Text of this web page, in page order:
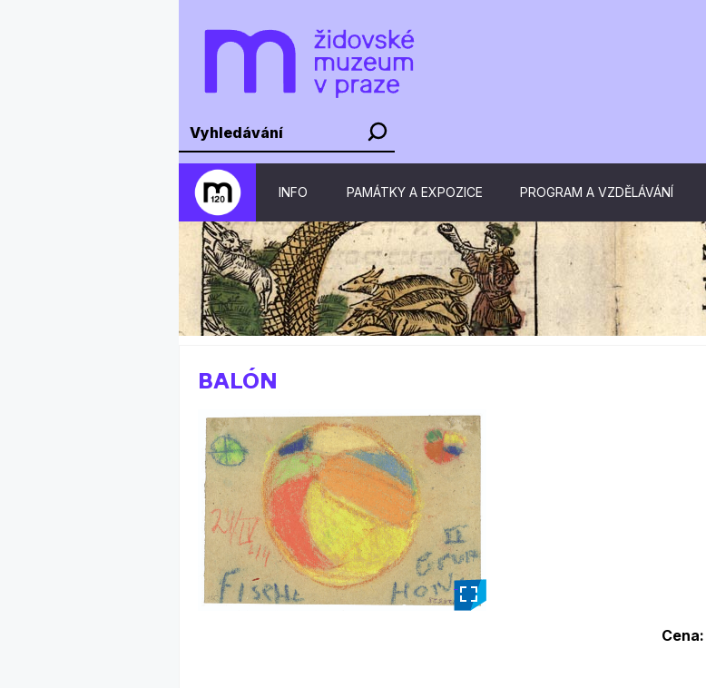
INFO PAMÁTKY A EXPOZICE PROGRAM A VZDĚLÁVÁNÍ
BALÓN
Cena: